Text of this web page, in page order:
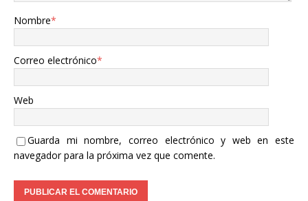
Nombre*
Correo electrónico*
Web
Guarda mi nombre, correo electrónico y web en este
navegador para la próxima vez que comente.